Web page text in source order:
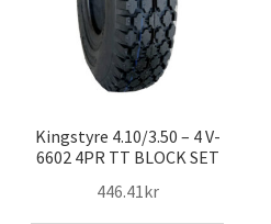
Kingstyre 4.10/3.50 – 4 V-
6602 4PR TT BLOCK SET
446.41kr